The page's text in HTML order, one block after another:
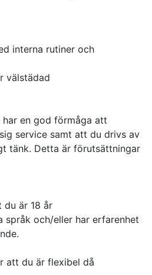
interna rutiner och
välstädad
har en god förmåga att
service samt att du drivs av
tänk. Detta är förutsättningar
du är 18 år
språk och/eller har erfarenhet
att du är flexibel då